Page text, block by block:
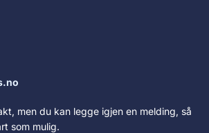
men du kan legge igjen en melding, så
som mulig.